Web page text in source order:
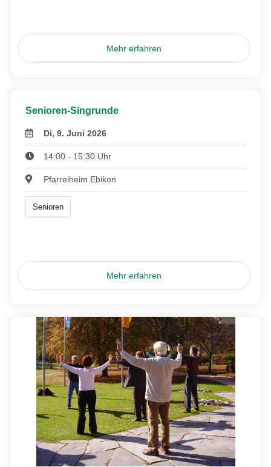
Mehr erfahren
Senioren-Singrunde
Di, 9. Juni 2026
14:00 - 15:30 Uhr
Pfarreiheim Ebikon
Senioren
Mehr erfahren